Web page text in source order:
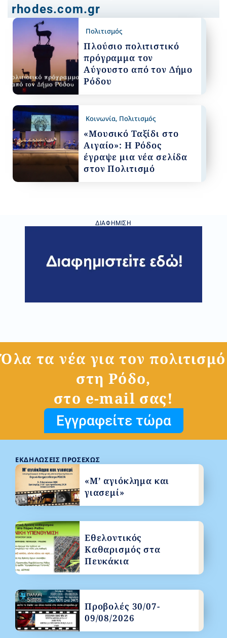
rhodes.com.gr
Πολιτισμός
Πλούσιο πολιτιστικό
πρόγραμμα τον
Αύγουστο από τον Δήμο
Ρόδου
Κοινωνία, Πολιτισμός
«Μουσικό Ταξίδι στο
Αιγαίο»: Η Ρόδος
έγραψε μια νέα σελίδα
στον Πολιτισμό
ΔΙΑΦΉΜΙΣΗ
Όλα τα νέα για τον πολιτισμό
στη Ρόδο,
στο e-mail σας!
Εγγραφείτε τώρα
ΕΚΔΗΛΏΣΕΙΣ ΠΡΟΣΕΧΏΣ
«Μ’ αγιόκλημα και
γιασεμί»
Εθελοντικός
Καθαρισμός στα
Πευκάκια
Προβολές 30/07-
09/08/2026